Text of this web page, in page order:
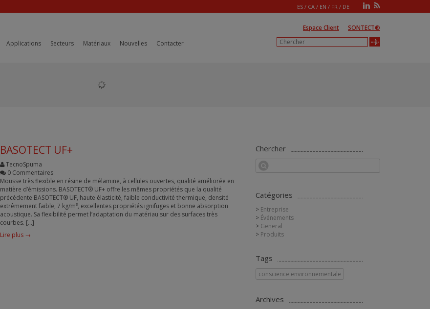
ES / CA / EN / FR / DE
Applications Secteurs Matériaux Nouvelles Contacter
Espace Client SONTECT®
BASOTECT UF+
TecnoSpuma
0 Commentaires
Mousse très flexible en résine de mélamine, à cellules ouvertes, qualité améliorée en
matière d’émissions. BASOTECT® UF+ offre les mêmes propriétés que la qualité
précédente BASOTECT® UF, haute élasticité, faible conductivité thermique, densité
extrêmement faible, 7 kg/m³, excellentes propriétés ignifuges et bonne absorption
acoustique. Sa flexibilité permet l’adaptation du matériau sur des surfaces très
courbes. […]
Lire plus →
Chercher
Catégories
Entreprise
Événements
General
Produits
Tags
conscience environnementale
Archives